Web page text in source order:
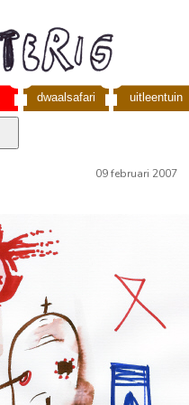
dwaalsafari uitleentuin
09 februari 2007